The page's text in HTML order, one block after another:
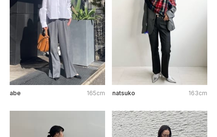
abe 165cm natsuko 163cm